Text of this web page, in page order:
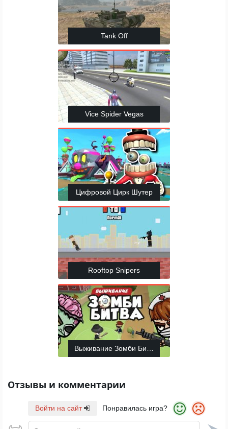
Tank Off
Vice Spider Vegas
Цифровой Цирк Шутер
Rooftop Snipers
Выживание Зомби Битва
Отзывы и комментарии
Войти на сайт Понравилась игра?